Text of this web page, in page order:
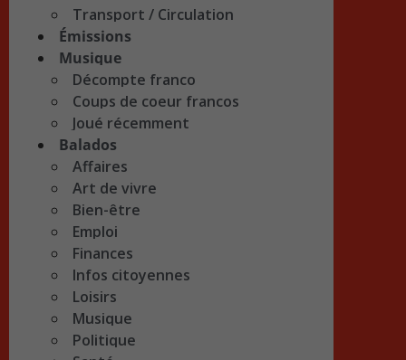
Transport / Circulation
Émissions
Musique
Décompte franco
Coups de coeur francos
Joué récemment
Balados
Affaires
Art de vivre
Bien-être
Emploi
Finances
Infos citoyennes
Loisirs
Musique
Politique